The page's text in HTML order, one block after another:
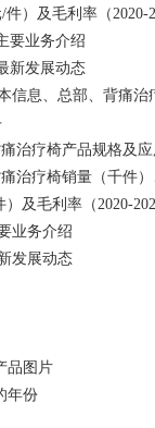
）及毛利率（2020-
及毛利率（2020-